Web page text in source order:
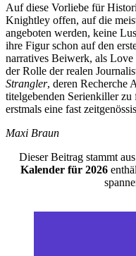
Auf diese Vorliebe für
Knightley offen, auf die
angeboten werden, keine
ihre Figur schon auf den
narratives Beiwerk, als
der Rolle der realen
Strangler, deren Recherche
titelgebenden Serienkiller
erstmals eine fast
Maxi Braun
Dieser Beitrag stammt
Kalender für 2026